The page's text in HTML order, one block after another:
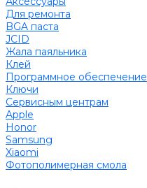
Для ремонта
BGA паста
JCID
Жала паяльника
Клей
Программное обеспечение
Ключи
Сервисным центрам
Apple
Honor
Samsung
Xiaomi
Фотополимерная смола